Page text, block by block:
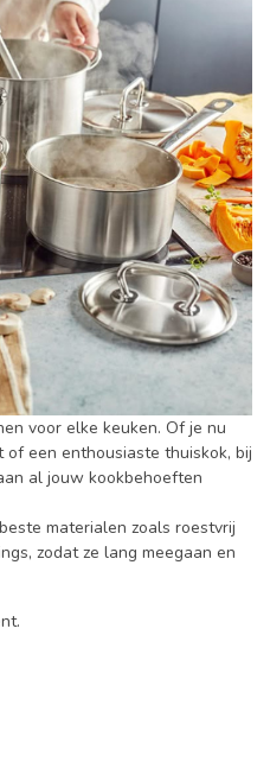
voor elke keuken. Of je nu
een enthousiaste thuiskok, bij
al jouw kookbehoeften
materialen zoals roestvrij
zodat ze lang meegaan en